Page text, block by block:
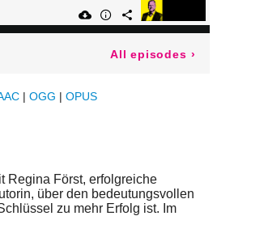
All episodes ›
|OGG |OPUS
Regina Först, erfolgreiche
über den bedeutungsvollen
zu mehr Erfolg ist. Im